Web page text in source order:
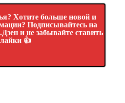
Хотите больше новой и
Подписывайтесь на
и не забывайте ставить
лайки 👍